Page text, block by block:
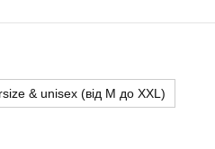
& unisex (від M до XXL)